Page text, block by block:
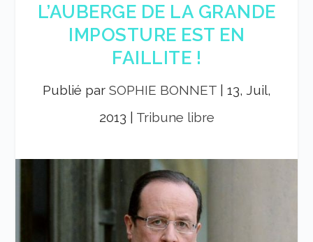
L’AUBERGE DE LA GRANDE
IMPOSTURE EST EN
FAILLITE !
Publié par SOPHIE BONNET| 13, Juil,
2013
Tribune libre